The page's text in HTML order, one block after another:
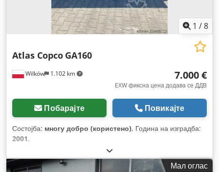
1 /8
Wilków 1.102 km
Atlas Copco GA160
7.000 €
EXW фиксна цена додава се ДДВ
Побарајте Повикајте
Состојба: многу добро (користено), Година на изградба:
2001,
Мал оглас